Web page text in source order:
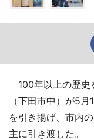
100年以上の歴史
（下田市中）が5
を引き揚げ、市内
主に引き渡した。